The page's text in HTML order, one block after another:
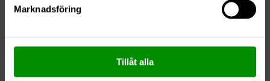
Marknadsföring
Tillåt alla